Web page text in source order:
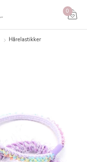
0
Hårelastikker